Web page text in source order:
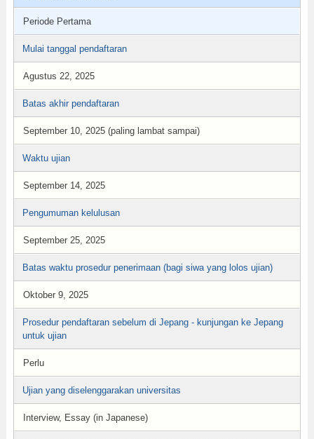
Periode Pertama
Mulai tanggal pendaftaran
Agustus 22, 2025
Batas akhir pendaftaran
September 10, 2025 (paling lambat sampai)
Waktu ujian
September 14, 2025
Pengumuman kelulusan
September 25, 2025
Batas waktu prosedur penerimaan (bagi siwa yang lolos ujian)
Oktober 9, 2025
Prosedur pendaftaran sebelum di Jepang - kunjungan ke Jepang
untuk ujian
Perlu
Ujian yang diselenggarakan universitas
Interview, Essay (in Japanese)